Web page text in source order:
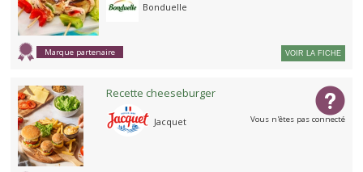
Bonduelle
Marque partenaire VOIR LA FICHE
Recette cheeseburger
Jacquet Vous n'êtes pas connecté